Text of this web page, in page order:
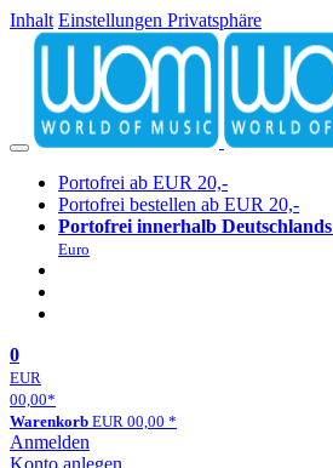
Inhalt Einstellungen Privatsphäre
Portofrei ab EUR 20,-
Portofrei bestellen ab EUR 20,-
Portofrei innerhalb Deutschlands
Euro
0
EUR
00,00*
Warenkorb EUR 00,00 *
Anmelden
Konto anlegen